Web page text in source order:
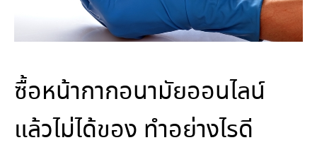
ซื้อหน้ากากอนามัยออนไลน์
แล้วไม่ได้ของ ทำอย่างไรดี